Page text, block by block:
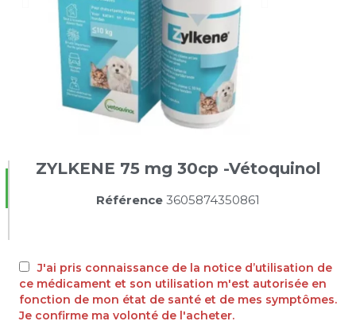
ZYLKENE 75 mg 30cp -Vétoquinol
Référence 3605874350861
J'ai pris connaissance de la notice d’utilisation de
ce médicament et son utilisation m'est autorisée en
fonction de mon état de santé et de mes symptômes.
Je confirme ma volonté de l'acheter.